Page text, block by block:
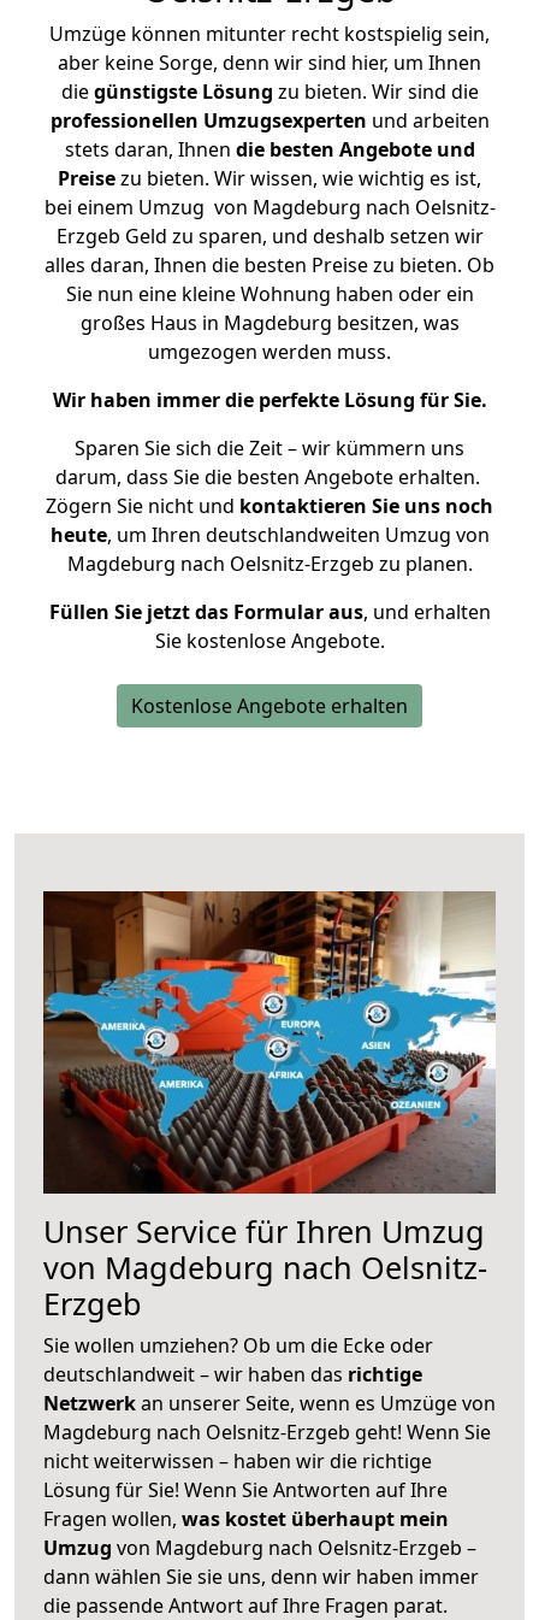
Umzüge können mitunter recht kostspielig sein,
aber keine Sorge, denn wir sind hier, um Ihnen
diegünstigste Lösung zu bieten. Wir sind die
professionellen Umzugsexperten und arbeiten
stets daran, Ihnen die besten Angebote und
Preisezu bieten. Wir wissen, wie wichtig es ist,
bei einem Umzug von Magdeburg nach Oelsnitz-
Erzgeb Geld zu sparen, und deshalb setzen wir
alles daran, Ihnen die besten Preise zu bieten. Ob
Sie nun eine kleine Wohnung haben oder ein
großes Haus in Magdeburg besitzen, was
umgezogen werden muss.
Wir haben immer die perfekte Lösung für Sie.
Sparen Sie sich die Zeit – wir kümmern uns
darum, dass Sie die besten Angebote erhalten.
Zögern Sie nicht und kontaktieren Sie uns noch
heute, um Ihren deutschlandweiten Umzug von
Magdeburg nach Oelsnitz-Erzgeb zu planen.
Füllen Sie jetzt das Formular aus, und erhalten
Sie kostenlose Angebote.
Kostenlose Angebote erhalten
Unser Service für Ihren Umzug
von Magdeburg nach Oelsnitz-
Erzgeb
Sie wollen umziehen? Ob um die Ecke oder
deutschlandweit – wir haben das richtige
Netzwerkan unserer Seite, wenn es Umzüge von
Magdeburg nach Oelsnitz-Erzgeb geht! Wenn Sie
nicht weiterwissen – haben wir die richtige
Lösung für Sie! Wenn Sie Antworten auf Ihre
Fragen wollen, was kostet überhaupt mein
Umzug von Magdeburg nach Oelsnitz-Erzgeb –
dann wählen Sie sie uns, denn wir haben immer
die passende Antwort auf Ihre Fragen parat.